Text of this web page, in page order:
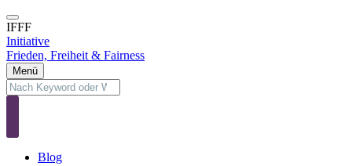
Direkt
zum
Inhalt
IFFF
Initiative
Frieden, Freiheit & Fairness
Menü
Suche
Blog